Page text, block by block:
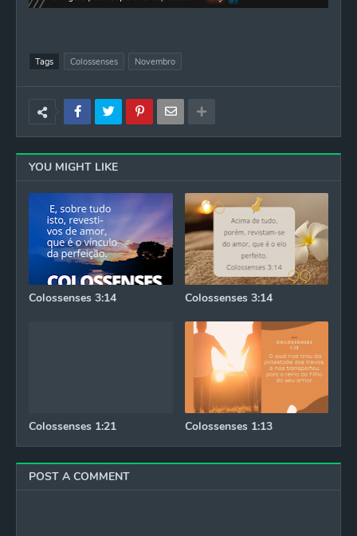
Tags Colossenses Novembro
YOU MIGHT LIKE
Colossenses 3:14 Colossenses 3:14
Colossenses 1:21 Colossenses 1:13
POST A COMMENT